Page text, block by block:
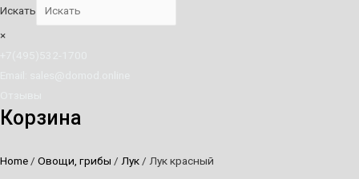
Искать
×
Корзина
Home / Овощи, грибы / Лук / Лук красный